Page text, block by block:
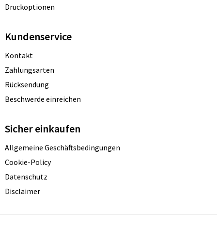
Druckoptionen
Kundenservice
Kontakt
Zahlungsarten
Rücksendung
Beschwerde einreichen
Sicher einkaufen
Allgemeine Geschäftsbedingungen
Cookie-Policy
Datenschutz
Disclaimer